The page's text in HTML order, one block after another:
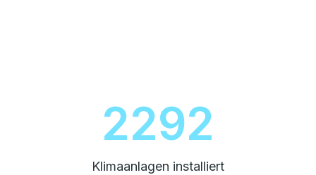
2600
Klimaanlagen installiert